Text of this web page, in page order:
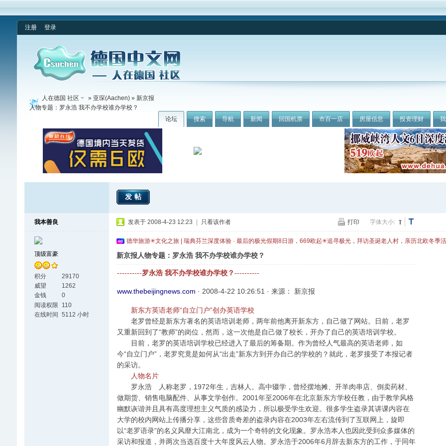
注册 登录
论坛 搜索 导航 新闻 回国机票 市百一店 房屋信息 投资理财
人在德国 社区 » 亚琛(Aachen)» 新京报
人物专题：罗永浩 我不办学校谁办学校？
发帖
我本善良
顶级富豪
积分
29170
威望
1262
金钱
0
阅读权限
110
在线时间 5112 小时
打印 字体大小:
发表于 2008-4-23 12:23 只看该作者
德华旅游✳文化之旅 | 瑞典芬兰深度体验 · 最后的极光假期8日游，669欧起✳追寻极光，拜访圣诞老人村，亲历北欧冬季
新京报人物专题：罗永浩 我不办学校谁办学校？
----------罗永浩 我不办学校谁办学校？----------
www.thebeijingnews.com · 2008-4-22 10:26:51 · 来源： 新京报
新东方英语老师“自立门户”创办英语学校
老罗曾经是新东方著名的英语培训老师，两年前他离开新东方，自己做了网站。日前，老罗
又重新回到了“教师”的岗位，然而，这一次他是自己做了校长，开办了自己的英语培训学校。
目前，老罗的英语培训学校已经进入了最后的筹备期。作为曾经人气最高的英语老师，如
今“自立门户”，老罗究竟是如何从“出走”新东方到开办自己的学校的？就此，老罗接受了本报记者
的采访。
人物名片
罗永浩 人称老罗，1972年生，吉林人。高中辍学，曾经摆地摊、开羊肉串店、倒卖药材、
做期货、销售电脑配件、从事文学创作。2001年至2006年在北京新东方学校任教，由于教学风格
幽默诙谐并且具有高度理想主义气质的感染力，所以极受学生欢迎。很多学生盗录其讲课内容在
大学的校内网站上传播分享，这些音质奇差的盗录内容在2003年左右流传到了互联网上，旋即
以“老罗语录”的名义风靡大江南北，成为一个奇特的文化现象。罗永浩本人也因此受到众多媒体的
采访和报道，并两次当选百度十大年度风云人物。罗永浩于2006年6月辞去新东方的工作，于同年